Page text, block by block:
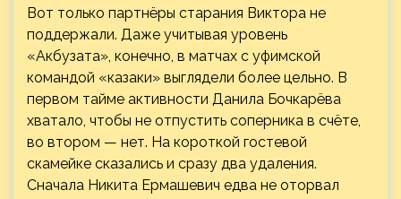
Вот только партнёры старания Виктора не
поддержали. Даже учитывая уровень
«Акбузата», конечно, в матчах с уфимской
командой «казаки» выглядели более цельно. В
первом тайме активности Данила Бочкарёва
хватало, чтобы не отпустить соперника в счёте,
во втором — нет. На короткой гостевой
скамейке сказались и сразу два удаления.
Сначала Никита Ермашевич едва не оторвал